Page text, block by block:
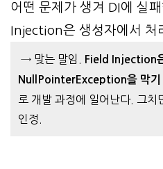
어떤 문제가 생겨 DI에 실
Injection은 생성자에서 처
→ 맞는 말임.
Field Injection
NullPointerException을 막기
로 개발 과정에 일어난다. 그치
인정.